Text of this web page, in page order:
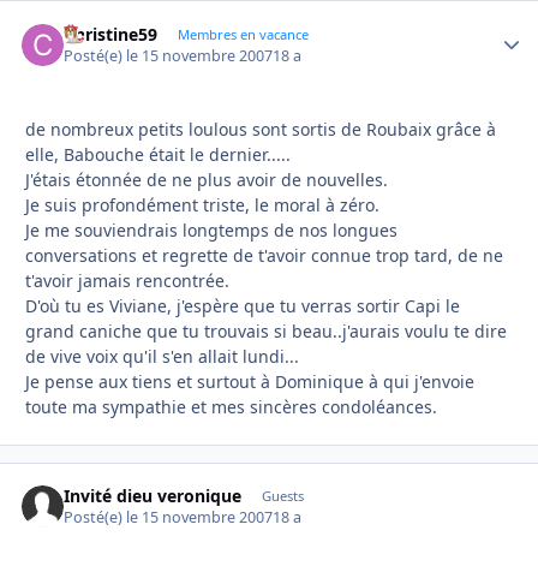
Christine59 Membres en vacance
Posté(e) le 15 novembre 200718 a
de nombreux petits loulous sont sortis de Roubaix grâce à
elle, Babouche était le dernier.....
J'étais étonnée de ne plus avoir de nouvelles.
Je suis profondément triste, le moral à zéro.
Je me souviendrais longtemps de nos longues
conversations et regrette de t'avoir connue trop tard, de ne
t'avoir jamais rencontrée.
D'où tu es Viviane, j'espère que tu verras sortir Capi le
grand caniche que tu trouvais si beau..j'aurais voulu te dire
de vive voix qu'il s'en allait lundi...
Je pense aux tiens et surtout à Dominique à qui j'envoie
toute ma sympathie et mes sincères condoléances.
Invité dieu veronique Guests
Posté(e) le 15 novembre 200718 a